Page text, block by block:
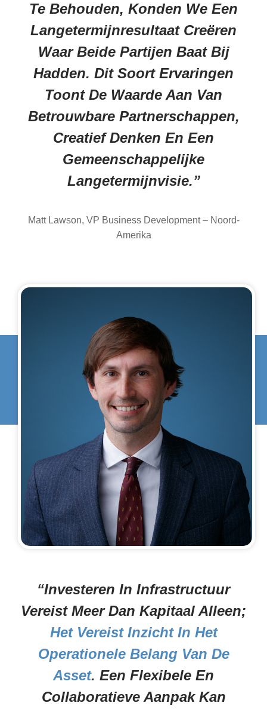
Te Behouden, Konden We Een
Langetermijnresultaat Creëren
Waar Beide Partijen Baat Bij
Hadden. Dit Soort Ervaringen
Toont De Waarde Aan Van
Betrouwbare Partnerschappen,
Creatief Denken En Een
Gemeenschappelijke
Langetermijnvisie.”
Matt Lawson, VP Business Development – Noord-
Amerika
“Investeren In Infrastructuur
Vereist Meer Dan Kapitaal Alleen;
Het Vereist Inzicht In Het
Operationele Belang Van De
Asset. Een Flexibele En
Collaboratieve Aanpak Kan